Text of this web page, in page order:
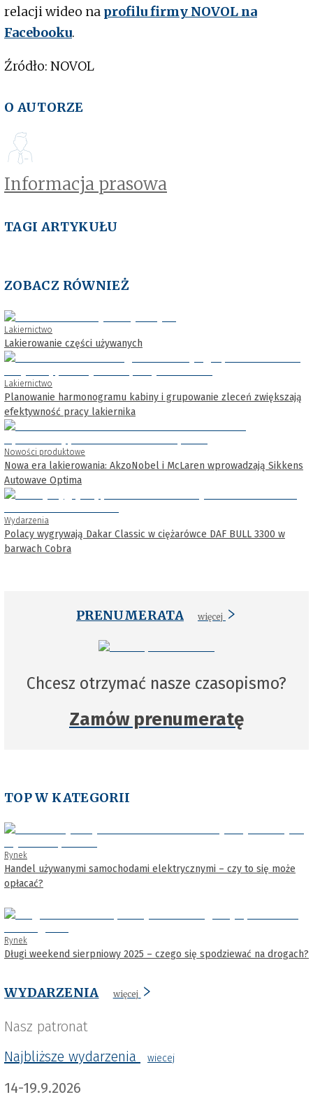
relacji wideo na profilu firmy NOVOL na
Facebooku.
Źródło: NOVOL
O AUTORZE
Informacja prasowa
TAGI ARTYKUŁU
ZOBACZ RÓWNIEŻ
Lakiernictwo
Lakierowanie części używanych
Lakiernictwo
Planowanie harmonogramu kabiny i grupowanie zleceń zwiększają
efektywność pracy lakiernika
Nowości produktowe
Nowa era lakierowania: AkzoNobel i McLaren wprowadzają Sikkens
Autowave Optima
Wydarzenia
Polacy wygrywają Dakar Classic w ciężarówce DAF BULL 3300 w
barwach Cobra
PRENUMERATA więcej
Chcesz otrzymać nasze czasopismo?
Zamów prenumeratę
TOP W KATEGORII
Rynek
Handel używanymi samochodami elektrycznymi – czy to się może
opłacać?
Rynek
Długi weekend sierpniowy 2025 – czego się spodziewać na drogach?
WYDARZENIA więcej
Nasz patronat
Najbliższe wydarzenia
wiecej
14-19.9.2026